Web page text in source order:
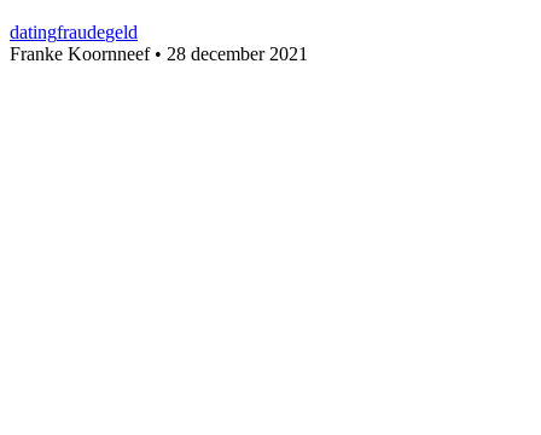
datingfraudegeld
Franke Koornneef• 28 december 2021